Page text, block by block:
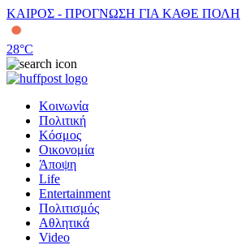
ΚΑΙΡΟΣ - ΠΡΟΓΝΩΣΗ ΓΙΑ ΚΑΘΕ ΠΟΛΗ
28°C
Κοινωνία
Πολιτική
Κόσμος
Οικονομία
Άποψη
Life
Entertainment
Πολιτισμός
Αθλητικά
Video